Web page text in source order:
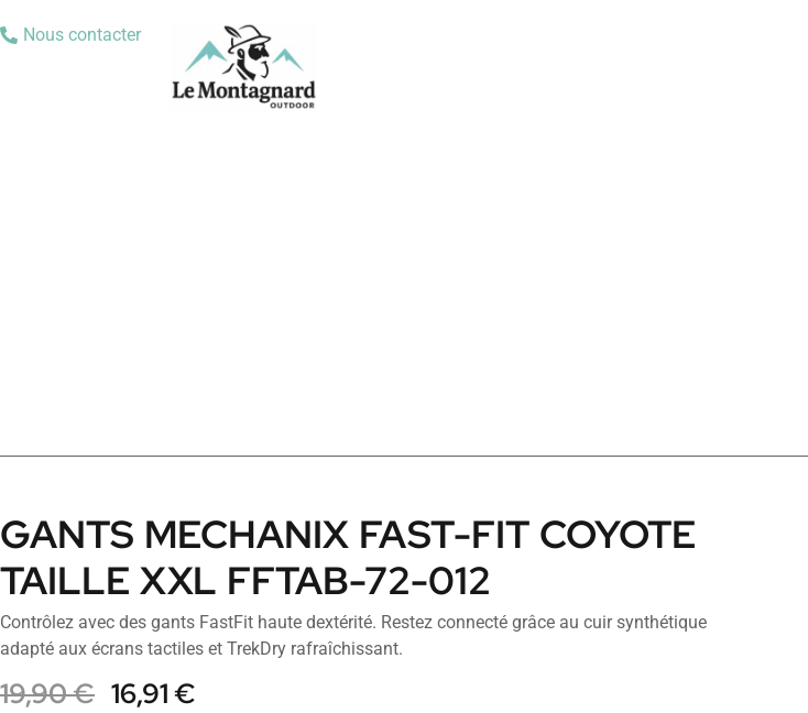
Nous contacter
GANTS MECHANIX FAST-FIT COYOTE
TAILLE XXL FFTAB-72-012
Contrôlez avec des gants FastFit haute dextérité. Restez connecté grâce au cuir synthétique
adapté aux écrans tactiles et TrekDry rafraîchissant.
19,90€ 16,91€